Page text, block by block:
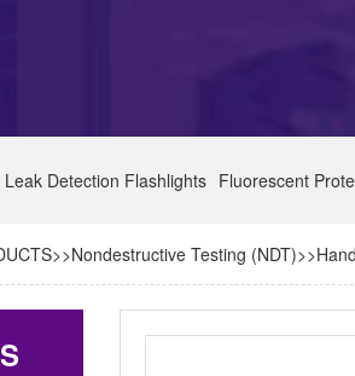
Leak Detection Flashlights Fluorescent
>>Nondestructive Testing (NDT)>>